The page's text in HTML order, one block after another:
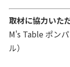
取材に協力いた
M's Table ポン
ル）